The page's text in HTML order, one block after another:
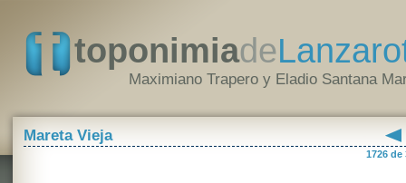
toponimiade
Maximiano Trapero y Eladio Santana
Mareta Vieja
1726 de